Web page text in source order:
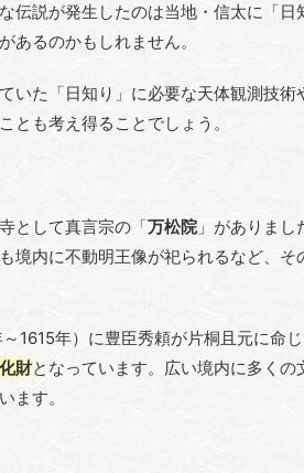
伝説が発生したのは当地・信太に「日
あるのかもしれません。
いた「日知り」に必要な天体観測技術
とも考え得ることでしょう。
として真言宗の「万松院」がありまし
境内に不動明王像が祀られるなど、そ
1615年）に豊臣秀頼が片桐且元に命
財となっています。広い境内に多く
ます。